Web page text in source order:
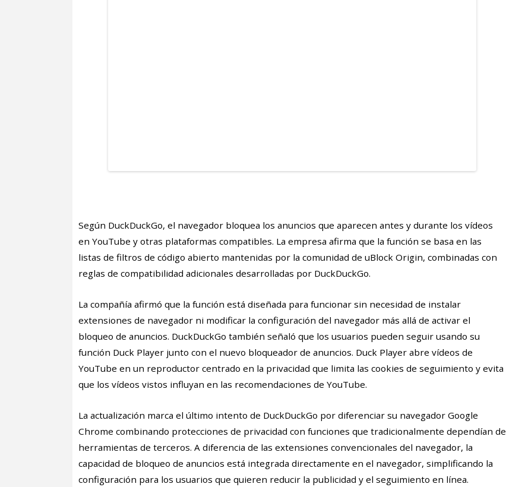
Según DuckDuckGo, el navegador bloquea los anuncios que aparecen antes y durante los vídeos
en YouTube y otras plataformas compatibles. La empresa afirma que la función se basa en las
listas de filtros de código abierto mantenidas por la comunidad de uBlock Origin, combinadas con
reglas de compatibilidad adicionales desarrolladas por DuckDuckGo.
La compañía afirmó que la función está diseñada para funcionar sin necesidad de instalar
extensiones de navegador ni modificar la configuración del navegador más allá de activar el
bloqueo de anuncios. DuckDuckGo también señaló que los usuarios pueden seguir usando su
función Duck Player junto con el nuevo bloqueador de anuncios. Duck Player abre vídeos de
YouTube en un reproductor centrado en la privacidad que limita las cookies de seguimiento y evita
que los vídeos vistos influyan en las recomendaciones de YouTube.
La actualización marca el último intento de DuckDuckGo por diferenciar su navegador Google
Chrome combinando protecciones de privacidad con funciones que tradicionalmente dependían de
herramientas de terceros. A diferencia de las extensiones convencionales del navegador, la
capacidad de bloqueo de anuncios está integrada directamente en el navegador, simplificando la
configuración para los usuarios que quieren reducir la publicidad y el seguimiento en línea.